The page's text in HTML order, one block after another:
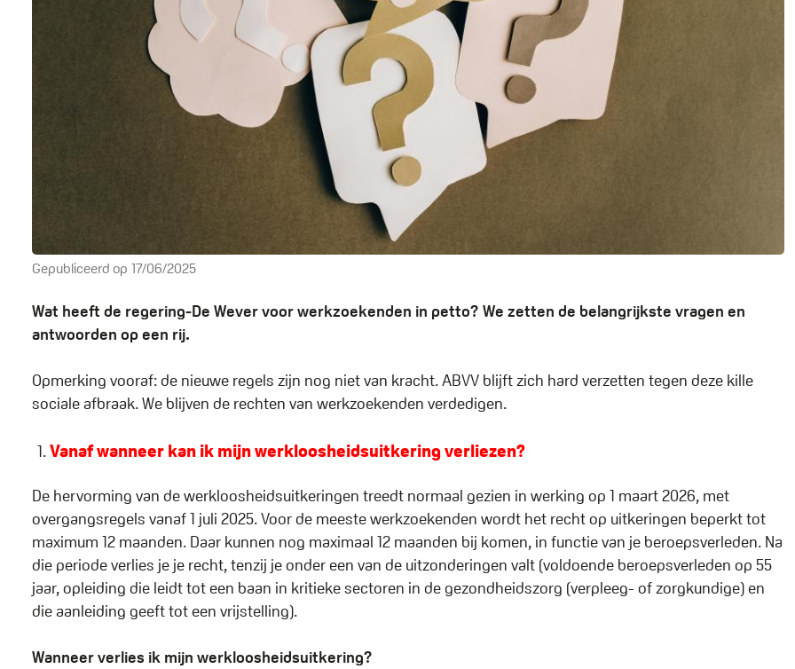
Gepubliceerd op 17/06/2025
Wat heeft de regering-De Wever voor werkzoekenden in petto? We zetten de belangrijkste vragen en
antwoorden op een rij.
Opmerking vooraf: de nieuwe regels zijn nog niet van kracht. ABVV blijft zich hard verzetten tegen deze kille
sociale afbraak. We blijven de rechten van werkzoekenden verdedigen.
Vanaf wanneer kan ik mijn werkloosheidsuitkering verliezen?
De hervorming van de werkloosheidsuitkeringen treedt normaal gezien in werking op 1 maart 2026, met
overgangsregels vanaf 1 juli 2025. Voor de meeste werkzoekenden wordt het recht op uitkeringen beperkt tot
maximum 12 maanden. Daar kunnen nog maximaal 12 maanden bij komen, in functie van je beroepsverleden. Na
die periode verlies je je recht, tenzij je onder een van de uitzonderingen valt (voldoende beroepsverleden op 55
jaar, opleiding die leidt tot een baan in kritieke sectoren in de gezondheidszorg (verpleeg- of zorgkundige) en
die aanleiding geeft tot een vrijstelling).
Wanneer verlies ik mijn werkloosheidsuitkering?